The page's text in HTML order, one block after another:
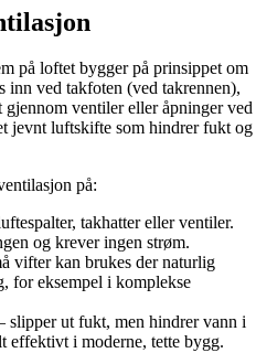
på loftet bygger på prinsippet om
ved takfoten (ved takrennen),
ventiler eller åpninger ved
jevnt luftskifte som hindrer fukt og
på:
takhatter eller ventiler.
og krever ingen strøm.
vifter kan brukes der naturlig
for eksempel i komplekse
slipper ut fukt, men hindrer vann i
effektivt i moderne, tette bygg.